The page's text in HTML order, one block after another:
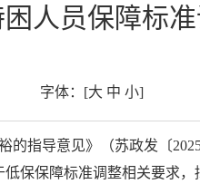
人员保障标
字体： [大 中 小]
指导意见》（苏政发〔2025
保保障标准调整相关要求，